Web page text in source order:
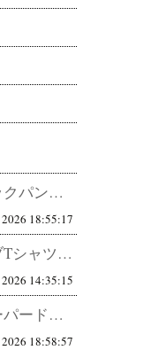
STILL BY HAND ライトデニムタックパンツ DN01262 その軽さ、デニムの常識外。5.5オンスで迎える、真...
18:55:17
STILL BY HAND ラグランスリーブTシャツ CS06262 感じ取れますか？細部に宿る、卓越したセンスを。 T...
14:35:15
STILL BY HAND 軽量ナイロンテーパードパンツ PT04262 快適さと品の両立。 STILL BY HAND...
2026 18:58:57